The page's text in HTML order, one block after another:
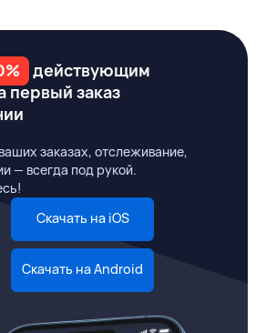
действующим
первый заказ
заказах, отслеживание,
— всегда под рукой.
Скачать на iOS
Скачать на Android